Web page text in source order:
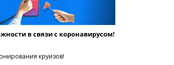
в связи с коронавирусом!
круизов!